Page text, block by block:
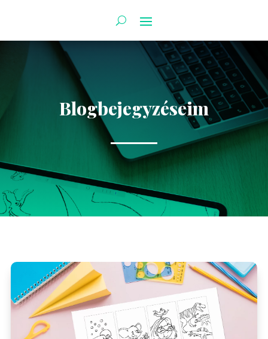
Blogbejegyzéseim